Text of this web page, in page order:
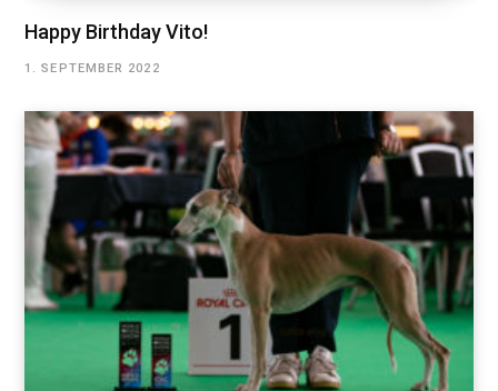
Happy Birthday Vito!
1. SEPTEMBER 2022